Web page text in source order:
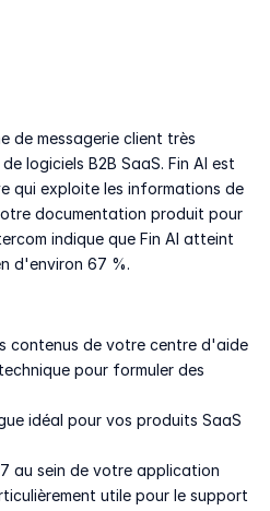
de messagerie client très
logiciels B2B SaaS. Fin AI est
qui exploite les informations de
documentation produit pour
indique que Fin AI atteint
d'environ 67 %.
contenus de votre centre d'aide
pour formuler des
idéal pour vos produits SaaS
au sein de votre application
utile pour le support